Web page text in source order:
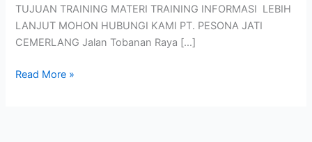
TUJUAN TRAINING MATERI TRAINING INFORMASI LEBIH
LANJUT MOHON HUBUNGI KAMI PT. PESONA JATI
CEMERLANG Jalan Tobanan Raya […]
Read More »